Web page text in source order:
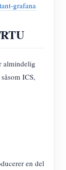
grafana
almindelig
ICS,
en del